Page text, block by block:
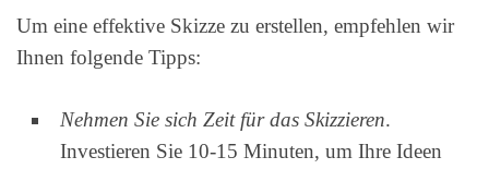
Um eine effektive Skizze zu erstellen, empfehlen wir
Ihnen folgende Tipps:
Nehmen Sie sich Zeit für das Skizzieren.
Investieren Sie 10-15 Minuten, um Ihre Ideen